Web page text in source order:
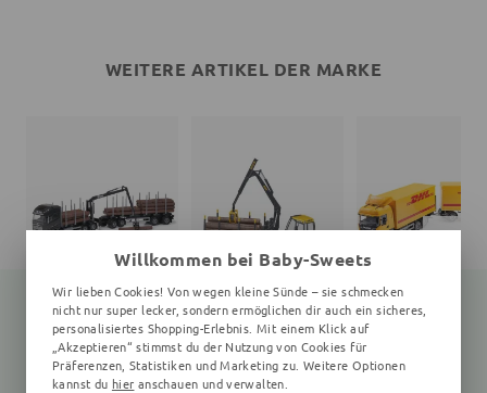
WEITERE ARTIKEL DER MARKE
Spielzeugauto Holztransporter
770x100x160 mm, 3+ Jahre, schwarz
Spielzeugauto Forstmaschine
430x120x160 mm, 3+ Jahre, schwarz, gelb
Willkommen bei Baby-Sweets
Wir lieben Cookies! Von wegen kleine Sünde – sie schmecken
nicht nur super lecker, sondern ermöglichen dir auch ein sicheres,
personalisiertes Shopping-Erlebnis. Mit einem Klick auf
„Akzeptieren“ stimmst du der Nutzung von Cookies für
Präferenzen, Statistiken und Marketing zu. Weitere Optionen
kannst du hier anschauen und verwalten.